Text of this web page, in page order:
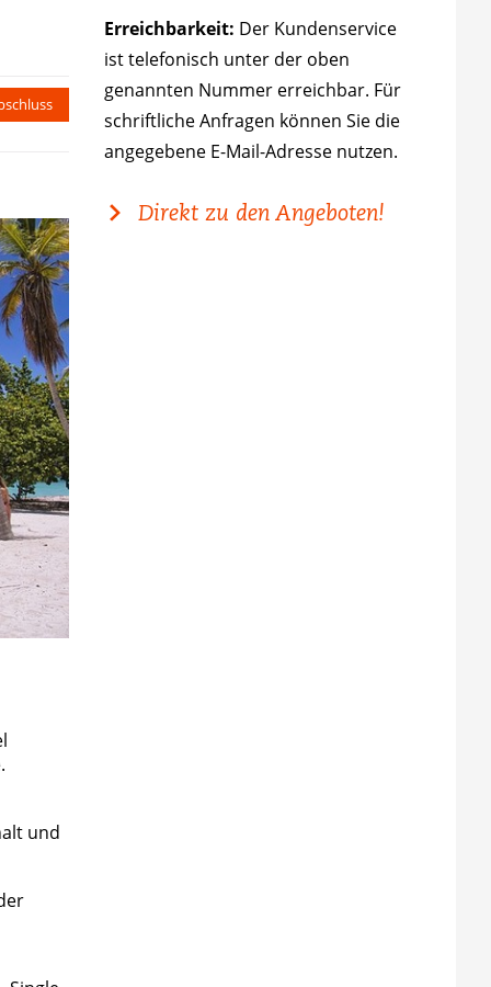
und
Erreichbarkeit: Der Kundenservice
ist telefonisch unter der oben
genannten Nummer erreichbar. Für
schriftliche Anfragen können Sie die
angegebene E-Mail-Adresse nutzen.​
Direkt zu den Angeboten!